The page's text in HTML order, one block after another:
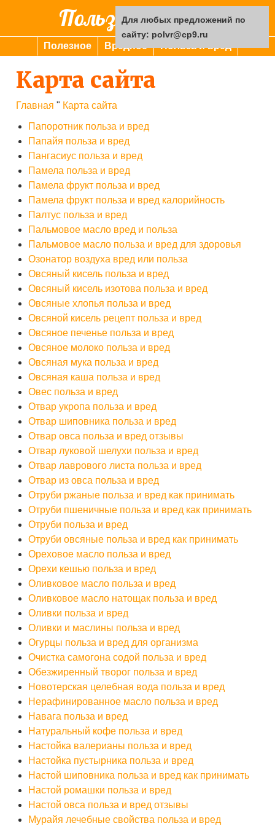
Польза или вред
Полезное Вредное Польза и вред
Карта сайта
Главная " Карта сайта
Папоротник польза и вред
Папайя польза и вред
Пангасиус польза и вред
Памела польза и вред
Памела фрукт польза и вред
Памела фрукт польза и вред калорийность
Палтус польза и вред
Пальмовое масло вред и польза
Пальмовое масло польза и вред для здоровья
Озонатор воздуха вред или польза
Овсяный кисель польза и вред
Овсяный кисель изотова польза и вред
Овсяные хлопья польза и вред
Овсяной кисель рецепт польза и вред
Овсяное печенье польза и вред
Овсяное молоко польза и вред
Овсяная мука польза и вред
Овсяная каша польза и вред
Овес польза и вред
Отвар укропа польза и вред
Отвар шиповника польза и вред
Отвар овса польза и вред отзывы
Отвар луковой шелухи польза и вред
Отвар лаврового листа польза и вред
Отвар из овса польза и вред
Отруби ржаные польза и вред как принимать
Отруби пшеничные польза и вред как принимать
Отруби польза и вред
Отруби овсяные польза и вред как принимать
Ореховое масло польза и вред
Орехи кешью польза и вред
Оливковое масло польза и вред
Оливковое масло натощак польза и вред
Оливки польза и вред
Оливки и маслины польза и вред
Огурцы польза и вред для организма
Очистка самогона содой польза и вред
Обезжиренный творог польза и вред
Новотерская целебная вода польза и вред
Нерафинированное масло польза и вред
Навага польза и вред
Натуральный кофе польза и вред
Настойка валерианы польза и вред
Настойка пустырника польза и вред
Настой шиповника польза и вред как принимать
Настой ромашки польза и вред
Настой овса польза и вред отзывы
Мурайя лечебные свойства польза и вред
Для любых предложений по
сайту: polvr@cp9.ru